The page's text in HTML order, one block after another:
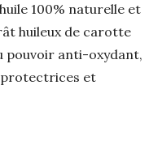
100% naturelle et
huileux de carotte
pouvoir anti-oxydant,
et